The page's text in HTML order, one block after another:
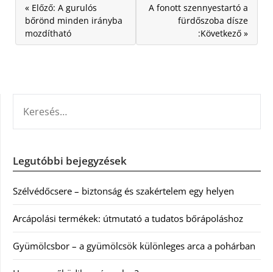
« Előző: A gurulós
bőrönd minden irányba
mozdítható
A fonott szennyestartó a
fürdőszoba dísze
:Következő »
Legutóbbi bejegyzések
Szélvédőcsere – biztonság és szakértelem egy helyen
Arcápolási termékek: útmutató a tudatos bőrápoláshoz
Gyümölcsbor – a gyümölcsök különleges arca a pohárban